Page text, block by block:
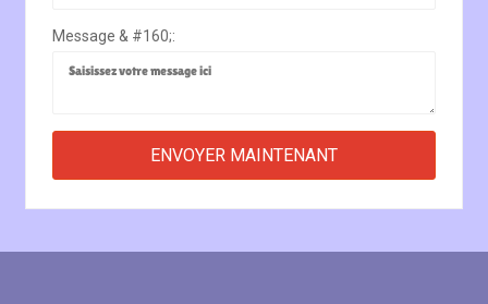
Message & #160;: